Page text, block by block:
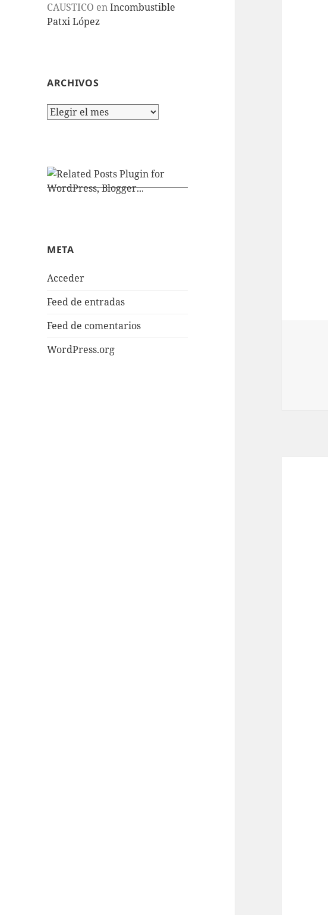
CAUSTICO enIncombustible
Patxi López
ARCHIVOS
Archivos
META
Acceder
Feed de entradas
Feed de comentarios
WordPress.org